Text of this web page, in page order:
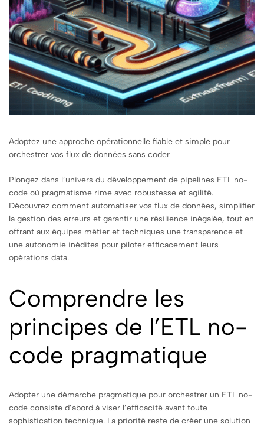
Adoptez une approche opérationnelle fiable et simple pour
orchestrer vos flux de données sans coder
Plongez dans l’univers du développement de pipelines ETL no-
code où pragmatisme rime avec robustesse et agilité.
Découvrez comment automatiser vos flux de données, simplifier
la gestion des erreurs et garantir une résilience inégalée, tout en
offrant aux équipes métier et techniques une transparence et
une autonomie inédites pour piloter efficacement leurs
opérations data.
Comprendre les
principes de l’ETL no-
code pragmatique
Adopter une démarche pragmatique pour orchestrer un ETL no-
code consiste d’abord à viser l’efficacité avant toute
sophistication technique. La priorité reste de créer une solution